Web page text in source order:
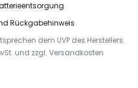
Rückgabehinweis
dem UVP des Herstellers.
und zzgl. Versandkosten